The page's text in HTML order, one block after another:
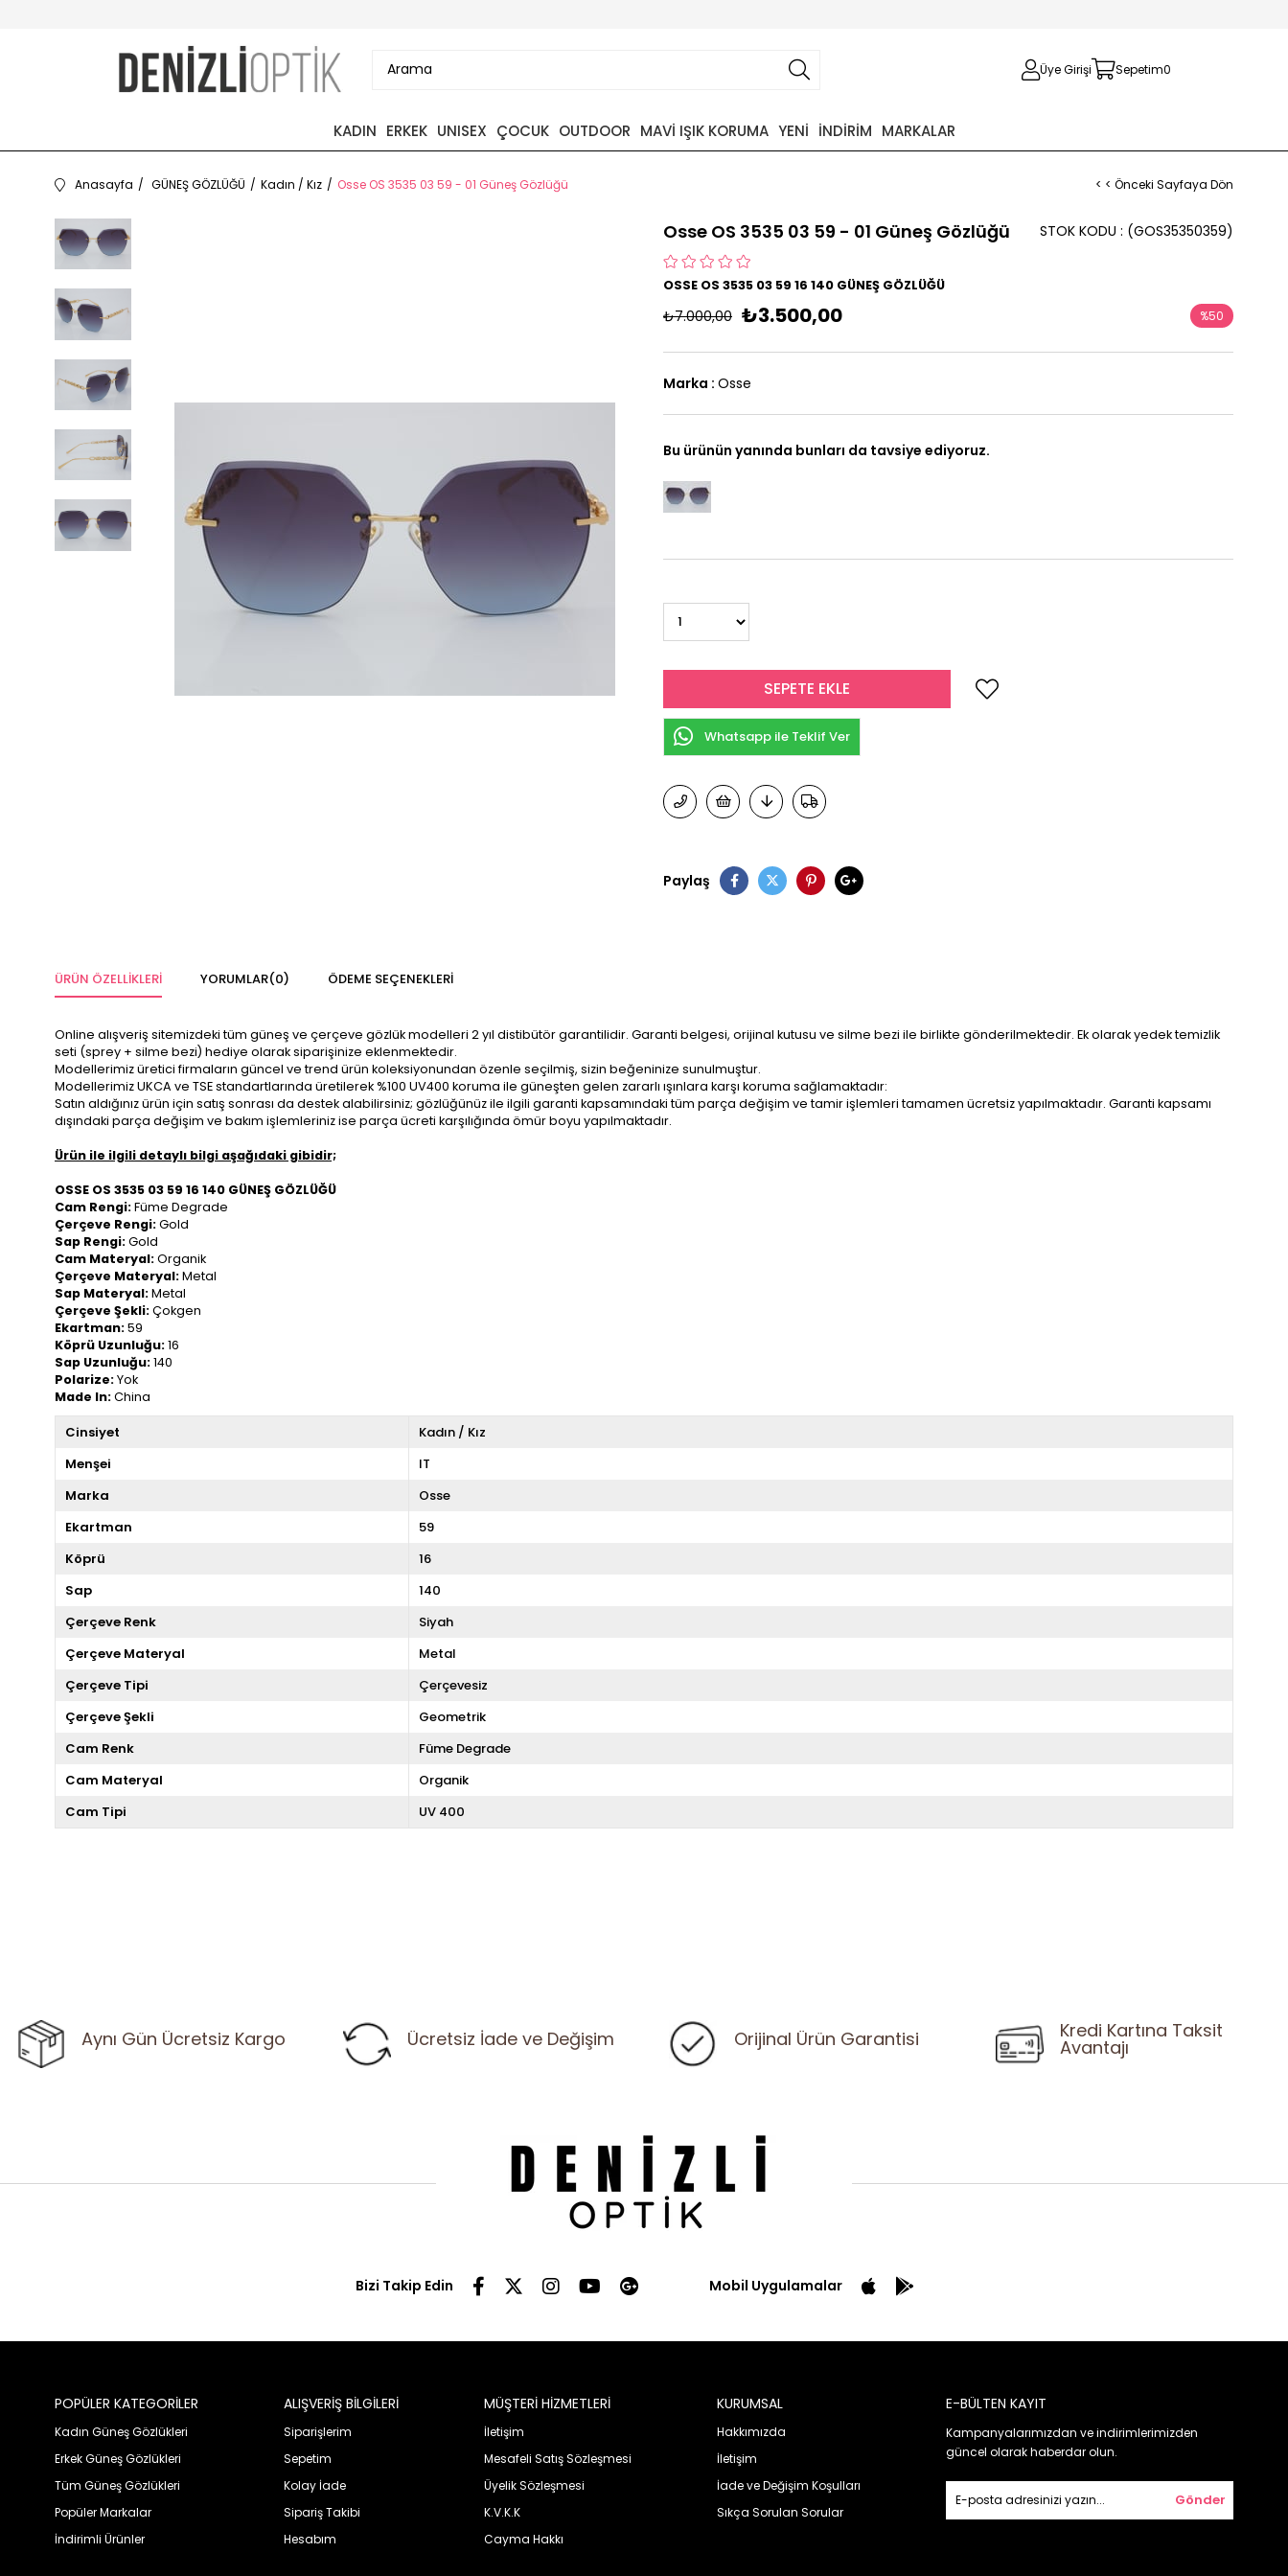
Üye Girişi Sepetim0
KADIN ERKEK UNISEX ÇOCUK OUTDOOR MAVİ IŞIK KORUMA YENİ İNDİRİM MARKALAR
Anasayfa GÜNEŞ GÖZLÜĞÜ Kadın / Kız Osse OS 3535 03 59 - 01 Güneş Gözlüğü < < Önceki Sayfaya Dön
Osse OS 3535 03 59 - 01 Güneş Gözlüğü (GOS35350359)
STOK KODU
OSSE OS 3535 03 59 16 140 GÜNEŞ GÖZLÜĞÜ
₺7.000,00 ₺3.500,00 %50
Marka : Osse
Bu ürünün yanında bunları da tavsiye ediyoruz.
Whatsapp ile Teklif Ver
Paylaş
ÜRÜN ÖZELLIKLERI YORUMLAR(0) ÖDEME SEÇENEKLERI
Online alışveriş sitemizdeki tüm güneş ve çerçeve gözlük modelleri 2 yıl distibütör garantilidir. Garanti belgesi, orijinal kutusu ve silme bezi ile birlikte gönderilmektedir. Ek olarak yedek temizlik
seti (sprey + silme bezi) hediye olarak siparişinize eklenmektedir.
Modellerimiz üretici firmaların güncel ve trend ürün koleksiyonundan özenle seçilmiş, sizin beğeninize sunulmuştur.
Modellerimiz UKCA ve TSE standartlarında üretilerek %100 UV400 koruma ile güneşten gelen zararlı ışınlara karşı koruma sağlamaktadır:
Satın aldığınız ürün için satış sonrası da destek alabilirsiniz; gözlüğünüz ile ilgili garanti kapsamındaki tüm parça değişim ve tamir işlemleri tamamen ücretsiz yapılmaktadır. Garanti kapsamı
dışındaki parça değişim ve bakım işlemleriniz ise parça ücreti karşılığında ömür boyu yapılmaktadır.
Ürün ile ilgili detaylı bilgi aşağıdaki gibidir;
OSSE OS 3535 03 59 16 140 GÜNEŞ GÖZLÜĞÜ
Cam Rengi:Füme Degrade
Çerçeve Rengi:Gold
Sap Rengi:Gold
Cam Materyal:Organik
Çerçeve Materyal:Metal
Sap Materyal:Metal
Çerçeve Şekli:Çokgen
Ekartman:59
Köprü Uzunluğu:16
Sap Uzunluğu:140
Polarize:Yok
Made In:China
Cinsiyet
Kadın / Kız
Menşei
IT
Marka
Osse
Ekartman
59
Köprü
16
Sap
140
Çerçeve Renk
Siyah
Çerçeve Materyal
Metal
Çerçeve Tipi
Çerçevesiz
Çerçeve Şekli
Geometrik
Cam Renk
Füme Degrade
Cam Materyal
Organik
Cam Tipi
UV 400
Aynı Gün Ücretsiz Kargo Ücretsiz İade ve Değişim Orijinal Ürün Garantisi Kredi Kartına Taksit
Avantajı
Bizi Takip Edin Mobil Uygulamalar
POPÜLER KATEGORİLER
Kadın Güneş Gözlükleri
Erkek Güneş Gözlükleri
Tüm Güneş Gözlükleri
Popüler Markalar
İndirimli Ürünler
ALIŞVERİŞ BİLGİLERİ
Siparişlerim
Sepetim
Kolay İade
Sipariş Takibi
Hesabım
MÜŞTERİ HİZMETLERİ
İletişim
Mesafeli Satış Sözleşmesi
Üyelik Sözleşmesi
K.V.K.K
Cayma Hakkı
KURUMSAL
Hakkımızda
İletişim
İade ve Değişim Koşulları
Sıkça Sorulan Sorular
E-BÜLTEN KAYIT
Kampanyalarımızdan ve indirimlerimizden
güncel olarak haberdar olun.
Gönder